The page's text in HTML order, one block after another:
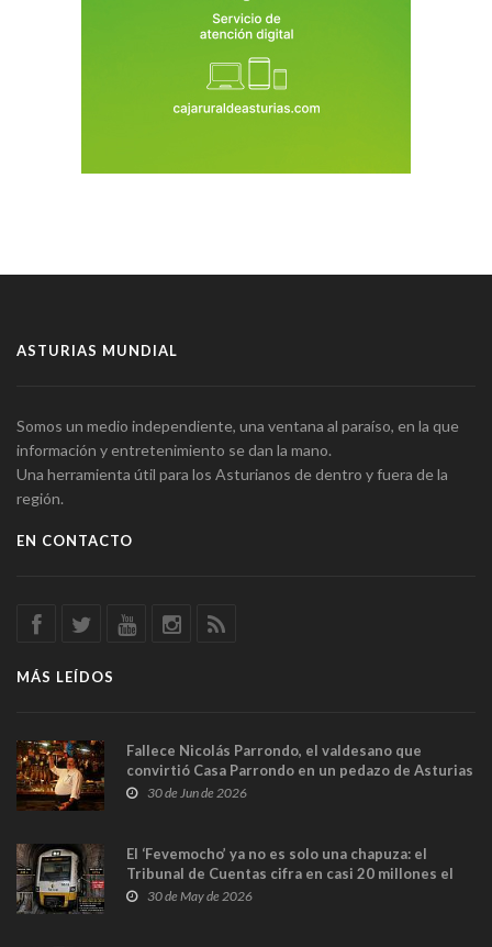
ASTURIAS MUNDIAL
Somos un medio independiente, una ventana al paraíso, en la que
información y entretenimiento se dan la mano.
Una herramienta útil para los Asturianos de dentro y fuera de la
región.
EN CONTACTO
MÁS LEÍDOS
Fallece Nicolás Parrondo, el valdesano que
convirtió Casa Parrondo en un pedazo de Asturias
en Madrid
30 de Jun de 2026
El ‘Fevemocho’ ya no es solo una chapuza: el
Tribunal de Cuentas cifra en casi 20 millones el
sobrecoste de los trenes que no cabían por los
30 de May de 2026